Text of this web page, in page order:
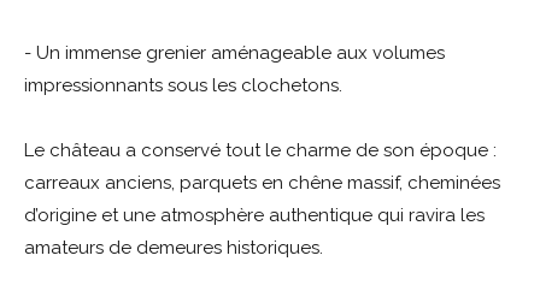
- Un immense grenier aménageable aux volumes
impressionnants sous les clochetons.
Le château a conservé tout le charme de son époque :
carreaux anciens, parquets en chêne massif, cheminées
d’origine et une atmosphère authentique qui ravira les
amateurs de demeures historiques.